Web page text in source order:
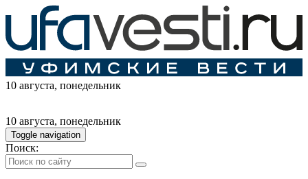
10 августа, понедельник
10 августа, понедельник
Toggle navigation
Поиск: